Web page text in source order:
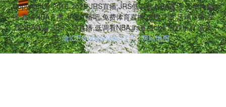
Copyright © 2016-2025 JRS直播,JRS低调看,NBA直播,无插件直
播,高清NBA直播,JRS直播吧,免费体育直播,篮球直播,足球直播,在
线NBA观看,JRS高清直播,低调看NBA,jrs直播nba 版权所有 备案
号:渝ICP备2025049671号 网站地图